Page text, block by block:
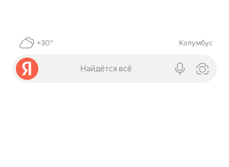
+30° Колумбус
Найдётся всё